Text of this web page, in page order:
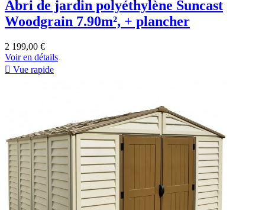
Abri de jardin polyéthylène Suncast
Woodgrain 7.90m², + plancher
2 199,00 €
Voir en détails
 Vue rapide